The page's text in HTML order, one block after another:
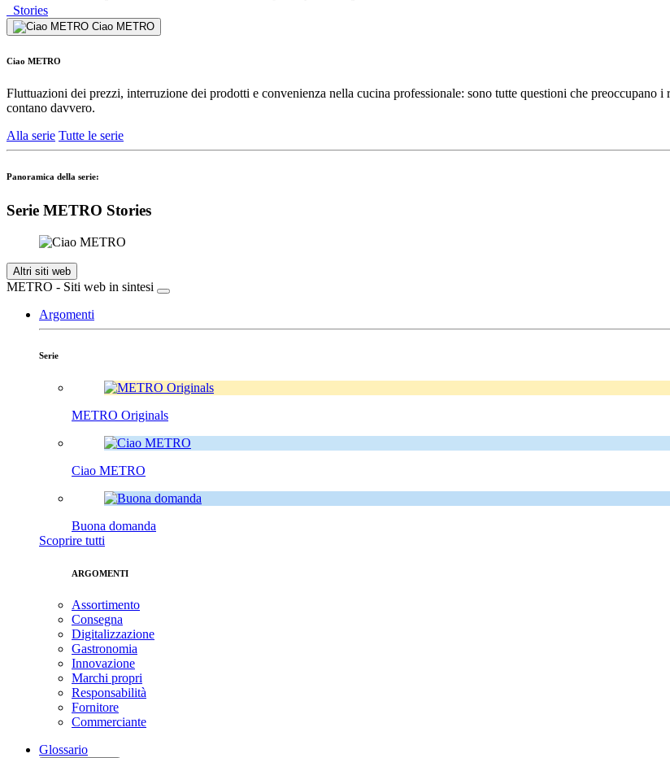
Stories
Ciao METRO
Ciao METRO
Fluttuazioni dei prezzi, interruzione dei prodotti e convenienza nella cucina professionale: sono tutte questioni che preoccupano
contano davvero.
Alla serie Tutte le serie
Panoramica della serie:
Serie METRO Stories
Altri siti web
METRO - Siti web in sintesi
Argomenti
Serie
METRO Originals
Ciao METRO
Buona domanda
Scoprire tutti
ARGOMENTI
Assortimento
Consegna
Digitalizzazione
Gastronomia
Innovazione
Marchi propri
Responsabilità
Fornitore
Commerciante
Glossario